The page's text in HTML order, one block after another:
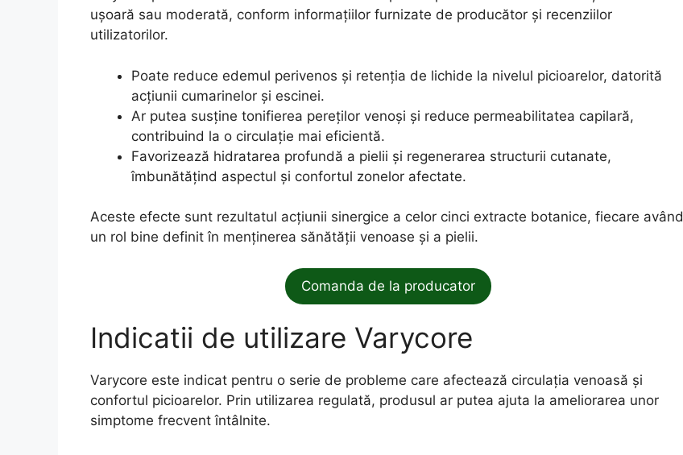
ușoară sau moderată, conform informațiilor furnizate de producător și recenziilor
utilizatorilor.
Poate reduce edemul perivenos și retenția de lichide la nivelul picioarelor, datorită
acțiunii cumarinelor și escinei.
Ar putea susține tonifierea pereților venoși și reduce permeabilitatea capilară,
contribuind la o circulație mai eficientă.
Favorizează hidratarea profundă a pielii și regenerarea structurii cutanate,
îmbunătățind aspectul și confortul zonelor afectate.
Aceste efecte sunt rezultatul acțiunii sinergice a celor cinci extracte botanice, fiecare având
un rol bine definit în menținerea sănătății venoase și a pielii.
Comanda de la producator
Indicatii de utilizare Varycore
Varycore este indicat pentru o serie de probleme care afectează circulația venoasă și
confortul picioarelor. Prin utilizarea regulată, produsul ar putea ajuta la ameliorarea unor
simptome frecvent întâlnite.